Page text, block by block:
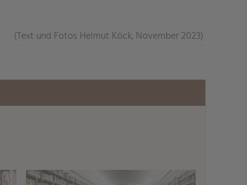
(Text und Fotos Helmut Köck, November 2023)